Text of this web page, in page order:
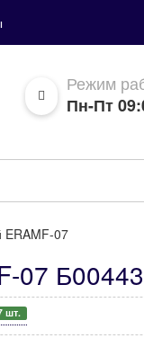
Режим
Пн-Пт
ERAMF-07
07
шт.